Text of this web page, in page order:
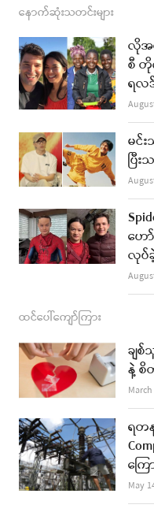
c
e
b
o
o
k
s
t
a
g
r
a
m
s
t
u
b
e
နောက်ဆုံးသတင်းများ
လိုအ
စီ
ရလ
မင်
ပြီ
ဟေ
လုပ်
ထင်ပေါ်ကျော်ကြား
ချ
နဲ့ စိ
ရတ
ကြ
May